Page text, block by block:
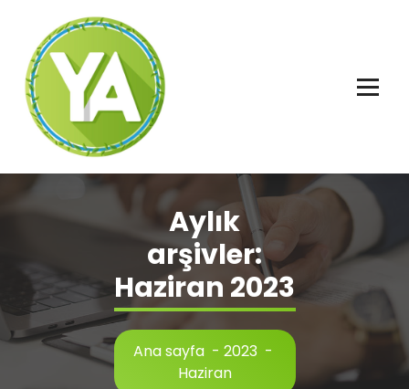
Aylık
arşivler:
Haziran 2023
Ana sayfa- 2023-
Haziran